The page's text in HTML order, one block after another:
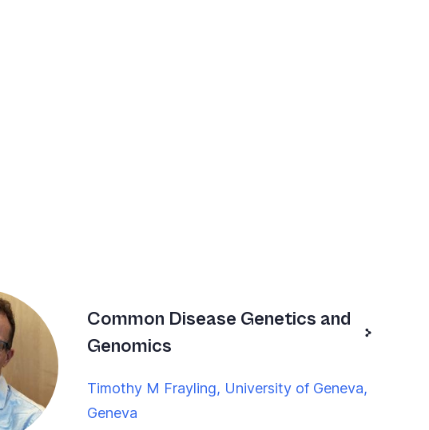
Common Disease Genetics and
Genomics
Timothy M Frayling, University of Geneva,
Geneva